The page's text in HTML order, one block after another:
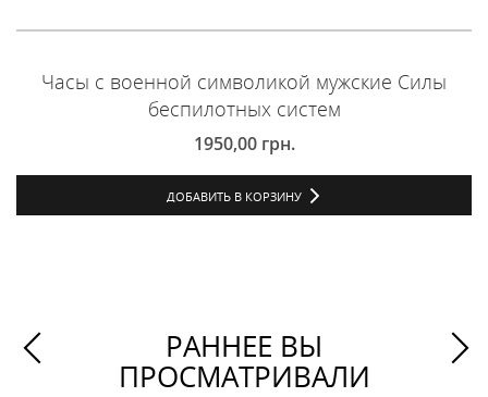
Часы с военной символикой мужские Силы
беспилотных систем
1950,00 грн.
ДОБАВИТЬ В КОРЗИНУ
РАННЕЕ ВЫ
ПРОСМАТРИВАЛИ